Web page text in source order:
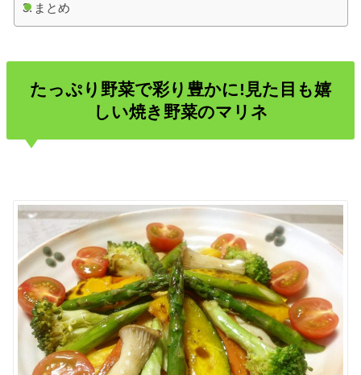
まとめ
たっぷり野菜で彩り豊かに!見た目も嬉
しい焼き野菜のマリネ